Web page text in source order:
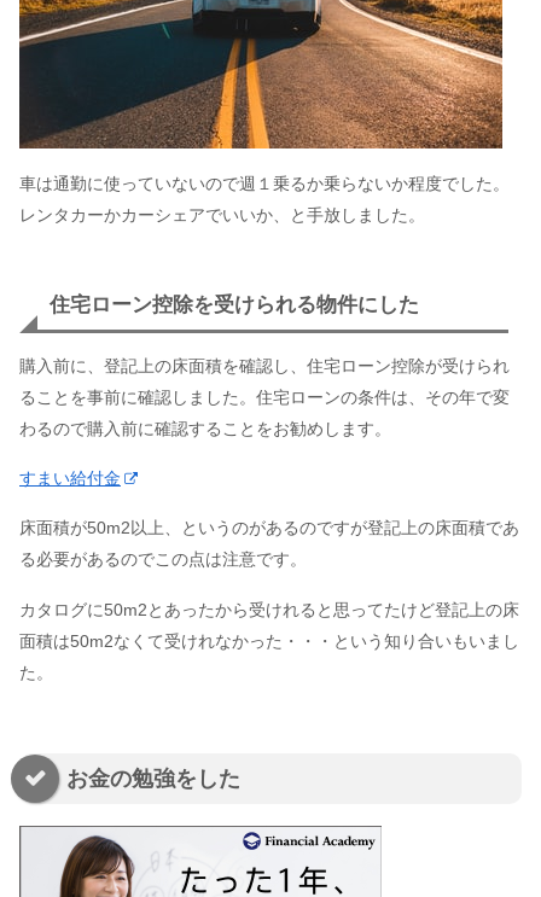
車は通勤に使っていないので週１乗るか乗らないか程度でした。
レンタカーかカーシェアでいいか、と手放しました。
住宅ローン控除を受けられる物件にした
購入前に、登記上の床面積を確認し、住宅ローン控除が受けられ
ることを事前に確認しました。住宅ローンの条件は、その年で変
わるので購入前に確認することをお勧めします。
すまい給付金
床面積が50m2以上、というのがあるのですが登記上の床面積であ
る必要があるのでこの点は注意です。
カタログに50m2とあったから受けれると思ってたけど登記上の床
面積は50m2なくて受けれなかった・・・という知り合いもいまし
た。
お金の勉強をした